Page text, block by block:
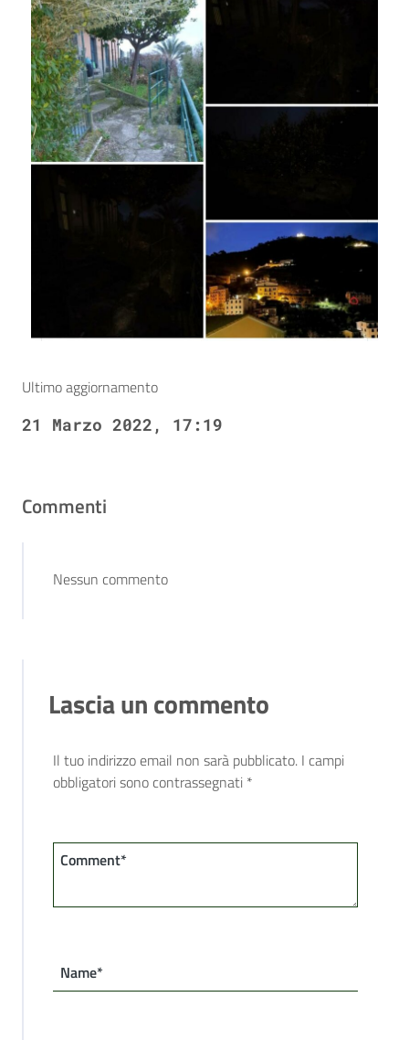
Ultimo aggiornamento
21 Marzo 2022, 17:19
Commenti
Nessun commento
Lascia un commento
Il tuo indirizzo email non sarà pubblicato. I campi
obbligatori sono contrassegnati *
Comment*
Name*